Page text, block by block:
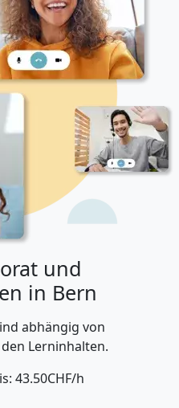
und
in Bern
abhängig von
Lerninhalten.
43.50CHF/h